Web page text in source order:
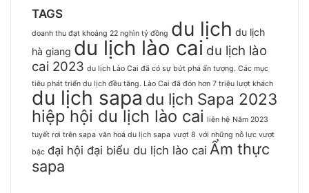
TAGS
doanh thu đạt khoảng 22 nghìn tỷ đồng du lịch du lịch
hà giang du lịch lào cai du lịch lào
cai 2023 du lịch Lào Cai đã có sự bứt phá ấn tượng. Các mục
tiêu phát triển du lịch đều tăng. Lào Cai đã đón hơn 7 triệu lượt khách
du lịch sapa du lịch Sapa 2023
hiệp hội du lịch lào cai liên hệ Năm 2023
tuyết rơi trên sapa văn hoá du lịch sapa vượt 8 với những nỗ lực vượt
bậc đại hội đại biểu du lịch lào cai Ẩm thực
sapa